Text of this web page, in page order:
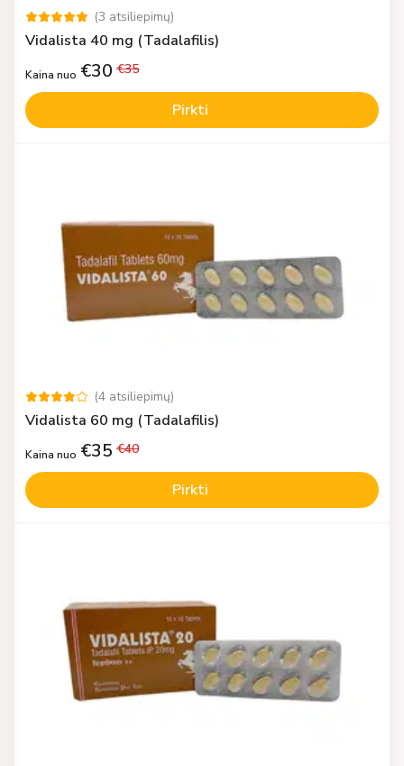
(3 atsiliepimų)
Vidalista 40 mg (Tadalafilis)
Kaina nuo €30 €35
Pirkti
(4 atsiliepimų)
Vidalista 60 mg (Tadalafilis)
Kaina nuo €35 €40
Pirkti